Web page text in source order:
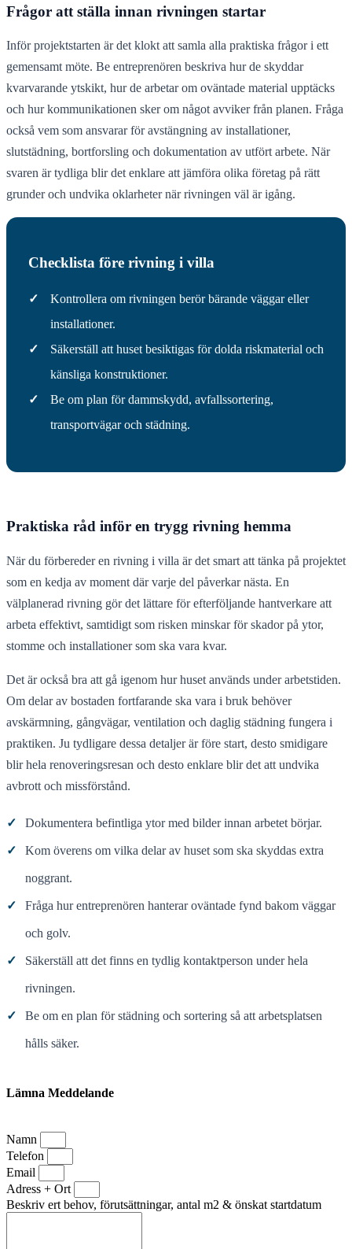
Frågor att ställa innan rivningen startar
Inför projektstarten är det klokt att samla alla praktiska frågor i ett
gemensamt möte. Be entreprenören beskriva hur de skyddar
kvarvarande ytskikt, hur de arbetar om oväntade material upptäcks
och hur kommunikationen sker om något avviker från planen. Fråga
också vem som ansvarar för avstängning av installationer,
slutstädning, bortforsling och dokumentation av utfört arbete. När
svaren är tydliga blir det enklare att jämföra olika företag på rätt
grunder och undvika oklarheter när rivningen väl är igång.
Checklista före rivning i villa
✓
Kontrollera om rivningen berör bärande väggar eller
installationer.
✓
Säkerställ att huset besiktigas för dolda riskmaterial och
känsliga konstruktioner.
✓
Be om plan för dammskydd, avfallssortering,
transportvägar och städning.
Praktiska råd inför en trygg rivning hemma
När du förbereder en rivning i villa är det smart att tänka på projektet
som en kedja av moment där varje del påverkar nästa. En
välplanerad rivning gör det lättare för efterföljande hantverkare att
arbeta effektivt, samtidigt som risken minskar för skador på ytor,
stomme och installationer som ska vara kvar.
Det är också bra att gå igenom hur huset används under arbetstiden.
Om delar av bostaden fortfarande ska vara i bruk behöver
avskärmning, gångvägar, ventilation och daglig städning fungera i
praktiken. Ju tydligare dessa detaljer är före start, desto smidigare
blir hela renoveringsresan och desto enklare blir det att undvika
avbrott och missförstånd.
✓ Dokumentera befintliga ytor med bilder innan arbetet börjar.
✓ Kom överens om vilka delar av huset som ska skyddas extra
noggrant.
✓ Fråga hur entreprenören hanterar oväntade fynd bakom väggar
och golv.
✓ Säkerställ att det finns en tydlig kontaktperson under hela
rivningen.
✓ Be om en plan för städning och sortering så att arbetsplatsen
hålls säker.
Lämna Meddelande
Namn
Telefon
Email
Adress + Ort
Beskriv ert behov, förutsättningar, antal m2 & önskat startdatum